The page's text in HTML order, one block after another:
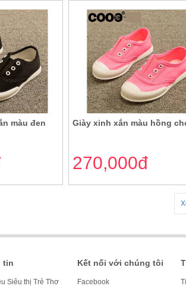
màu đen Giày xinh xắn màu hồng
270,000đ
tin
Siêu thị Trẻ Thơ
Kết nối với chúng tôi
Facebook